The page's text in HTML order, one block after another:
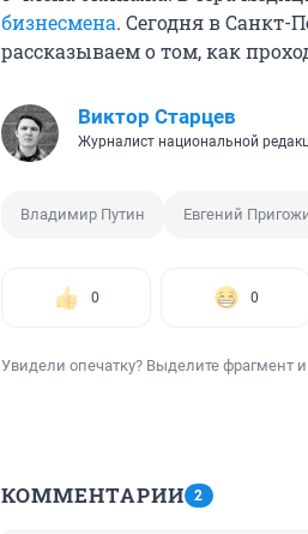
бизнесмена. Сегодня в
рассказываем о том, как
Виктор Старцев
Журналист национальной
Владимир Путин Евгений
0 0
Увидели опечатку? Выделите фрагмент
КОММЕНТАРИИ 2